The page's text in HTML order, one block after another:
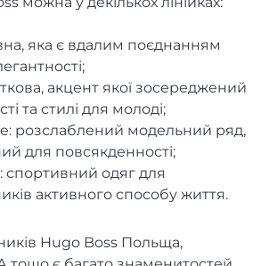
яка є вдалим поєднанням
акцент якої зосереджений
та стилі для молоді;
розслаблений модельний ряд,
для повсякденності;
спортивний одяг для
активного способу життя.
Hugo Boss Польща,